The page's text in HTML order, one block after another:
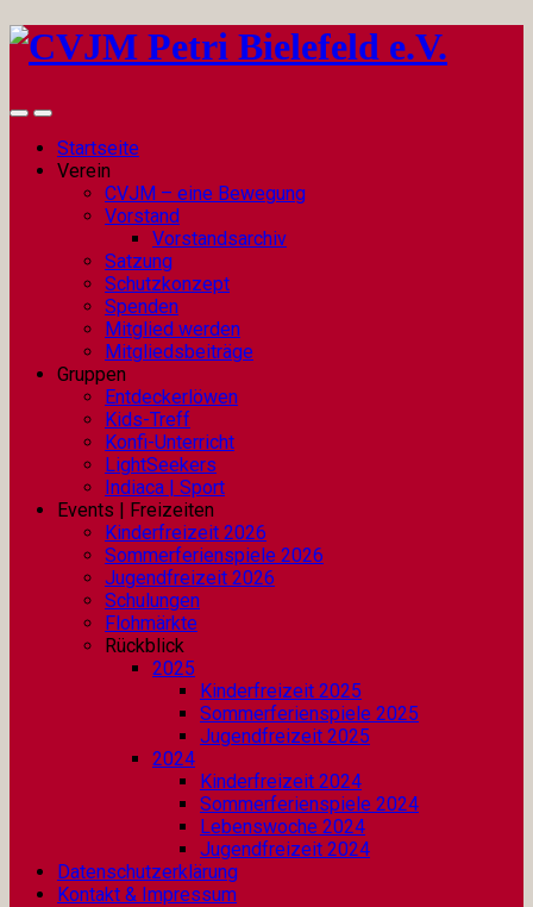
Startseite
Verein
CVJM – eine Bewegung
Vorstand
Vorstandsarchiv
Satzung
Schutzkonzept
Spenden
Mitglied werden
Mitgliedsbeiträge
Gruppen
Entdeckerlöwen
Kids-Treff
Konfi-Unterricht
LightSeekers
Indiaca | Sport
Events | Freizeiten
Kinderfreizeit 2026
Sommerferienspiele 2026
Jugendfreizeit 2026
Schulungen
Flohmärkte
Rückblick
2025
Kinderfreizeit 2025
Sommerferienspiele 2025
Jugendfreizeit 2025
2024
Kinderfreizeit 2024
Sommerferienspiele 2024
Lebenswoche 2024
Jugendfreizeit 2024
Datenschutzerklärung
Kontakt & Impressum